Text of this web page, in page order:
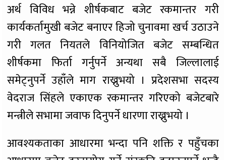
अर्थ विविध भन्ने शीर्षकबाट बजेट रकमान्तर गरी
कार्यकर्तामुखी बजेट बनाएर हिजो चुनावमा खर्च उठाउने
गरी गलत नियतले विनियोजित बजेट सम्बन्धित
शीर्षकमा फिर्ता गर्नुपर्ने अन्यथा सबै जिल्लालाई
समेट्नुपर्ने उहाँले माग राख्नुभयो । प्रदेशसभा सदस्य
वेदराज सिंहले एकाएक रकमान्तर गरिएको बजेटबारे
मन्त्रीले सभामा जवाफ दिनुपर्ने धारणा राख्नुभयो ।
आवश्यकताका आधारमा भन्दा पनि शक्ति र पहुँचका